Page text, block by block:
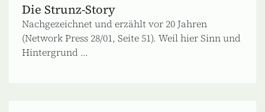
Die Strunz-Story
Nachgezeichnet und erzählt vor 20 Jahren
(Network Press 28/01, Seite 51). Weil hier Sinn und
Hintergrund ...